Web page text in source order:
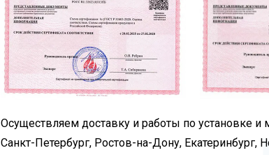
Осуществляем доставку и работы по установке
Санкт-Петербург, Ростов-на-Дону, Екатеринбург,